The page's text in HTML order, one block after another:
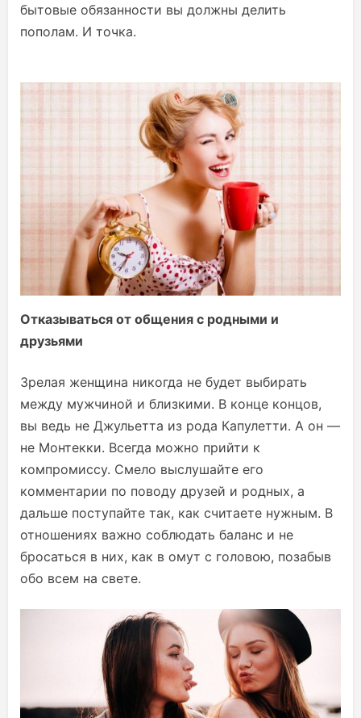
бытовые обязанности вы должны делить
пополам. И точка.
Отказываться от общения с родными и
друзьями
Зрелая женщина никогда не будет выбирать
между мужчиной и близкими. В конце концов,
вы ведь не Джульетта из рода Капулетти. А он —
не Монтекки. Всегда можно прийти к
компромиссу. Смело выслушайте его
комментарии по поводу друзей и родных, а
дальше поступайте так, как считаете нужным. В
отношениях важно соблюдать баланс и не
бросаться в них, как в омут с головою, позабыв
обо всем на свете.